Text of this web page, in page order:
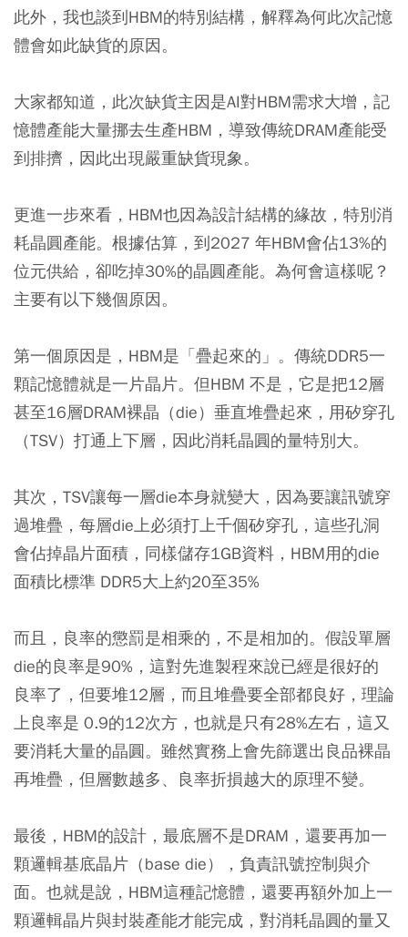
此外，我也談到HBM的特別結構，解釋為何此次記憶
體會如此缺貨的原因。
大家都知道，此次缺貨主因是AI對HBM需求大增，記
憶體產能大量挪去生產HBM，導致傳統DRAM產能受
到排擠，因此出現嚴重缺貨現象。
更進一步來看，HBM也因為設計結構的緣故，特別消
耗晶圓產能。根據估算，到2027 年HBM會佔13%的
位元供給，卻吃掉30%的晶圓產能。為何會這樣呢？
主要有以下幾個原因。
第一個原因是，HBM是「疊起來的」。傳統DDR5一
顆記憶體就是一片晶片。但HBM 不是，它是把12層
甚至16層DRAM裸晶（die）垂直堆疊起來，用矽穿孔
（TSV）打通上下層，因此消耗晶圓的量特別大。
其次，TSV讓每一層die本身就變大，因為要讓訊號穿
過堆疊，每層die上必須打上千個矽穿孔，這些孔洞
會佔掉晶片面積，同樣儲存1GB資料，HBM用的die
面積比標準 DDR5大上約20至35%
而且，良率的懲罰是相乘的，不是相加的。假設單層
die的良率是90%，這對先進製程來說已經是很好的
良率了，但要堆12層，而且堆疊要全部都良好，理論
上良率是 0.9的12次方，也就是只有28%左右，這又
要消耗大量的晶圓。雖然實務上會先篩選出良品裸晶
再堆疊，但層數越多、良率折損越大的原理不變。
最後，HBM的設計，最底層不是DRAM，還要再加一
顆邏輯基底晶片（base die），負責訊號控制與介
面。也就是說，HBM這種記憶體，還要再額外加上一
顆邏輯晶片與封裝產能才能完成，對消耗晶圓的量又